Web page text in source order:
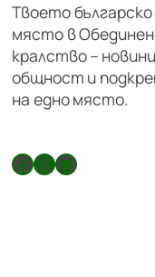
Твоето българско
място в
кралство –
общност и
на едно място.
Facebook X GitHub